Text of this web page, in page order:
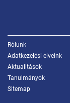
Rólunk
Adatkezelési elveink
Aktualitások
Tanulmányok
Sitemap